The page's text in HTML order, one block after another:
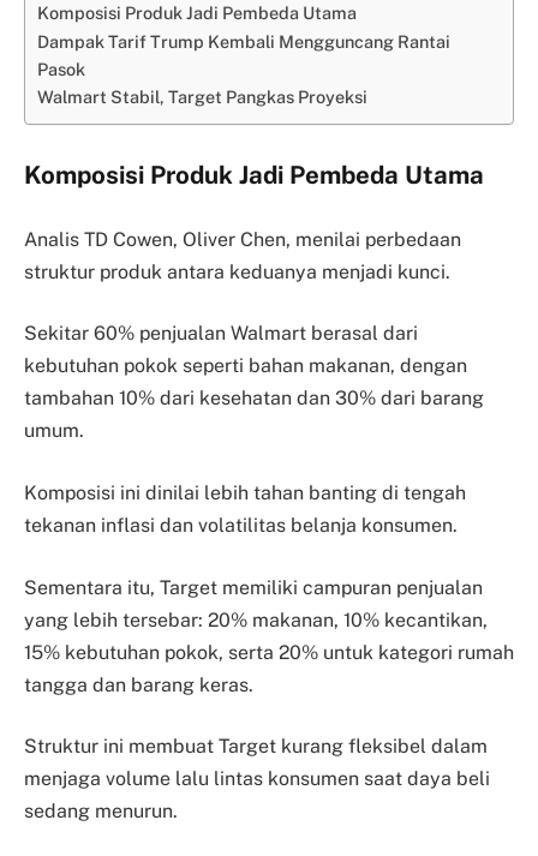
Komposisi Produk Jadi Pembeda Utama
Dampak Tarif Trump Kembali Mengguncang Rantai
Pasok
Walmart Stabil, Target Pangkas Proyeksi
Komposisi Produk Jadi Pembeda Utama
Analis TD Cowen, Oliver Chen, menilai perbedaan
struktur produk antara keduanya menjadi kunci.
Sekitar 60% penjualan Walmart berasal dari
kebutuhan pokok seperti bahan makanan, dengan
tambahan 10% dari kesehatan dan 30% dari barang
umum.
Komposisi ini dinilai lebih tahan banting di tengah
tekanan inflasi dan volatilitas belanja konsumen.
Sementara itu, Target memiliki campuran penjualan
yang lebih tersebar: 20% makanan, 10% kecantikan,
15% kebutuhan pokok, serta 20% untuk kategori rumah
tangga dan barang keras.
Struktur ini membuat Target kurang fleksibel dalam
menjaga volume lalu lintas konsumen saat daya beli
sedang menurun.